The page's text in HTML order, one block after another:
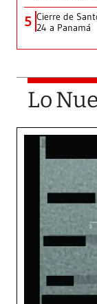
5 Cierre de
24 a Panamá
Lo